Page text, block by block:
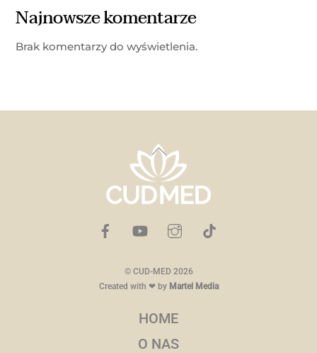
Najnowsze komentarze
Brak komentarzy do wyświetlenia.
Back
To
Top
© CUD-MED 2026
Created with ❤ by Martel Media
HOME
O NAS